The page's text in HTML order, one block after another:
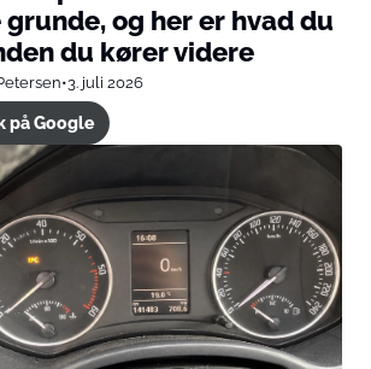
og her er hvad du
du kører videre
•3. juli 2026
på Google